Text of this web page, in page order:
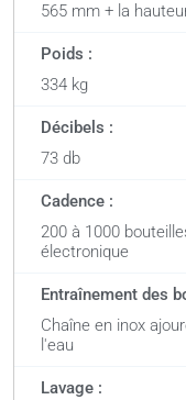
565 mm + la
Poids :
334 kg
Décibels :
73 db
Cadence :
200 à 1000
électronique
Entraînement des
Chaîne en inox
l'eau
Lavage :